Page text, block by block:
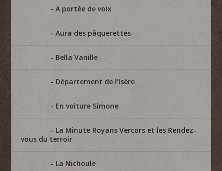
A portée de voix
Aura des pâquerettes
Bella Vanille
Département de l'Isère
En voiture Simone
La Minute Royans Vercors et les Rendez-
vous du terroir
La Nichoule